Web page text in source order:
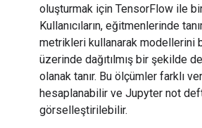
oluşturmak için TensorFlow ile
Kullanıcıların, eğitmenlerinde
metrikleri kullanarak modellerini
üzerinde dağıtılmış bir şekilde
olanak tanır. Bu ölçümler farklı
hesaplanabilir ve Jupyter not
görselleştirilebilir.